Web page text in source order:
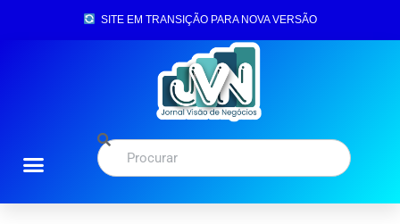
SITE EM TRANSIÇÃO PARA NOVA VERSÃO